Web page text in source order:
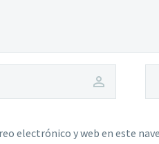
electrónico y web en este